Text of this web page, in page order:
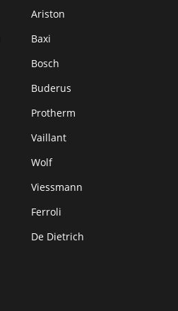
Ariston
Baxi
Bosch
Buderus
Protherm
Vaillant
Wolf
Viessmann
Ferroli
De Dietrich